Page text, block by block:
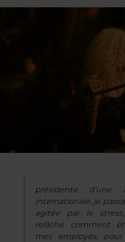
présidente
internationale, je
agitée par le
relâche comment
mes employés,